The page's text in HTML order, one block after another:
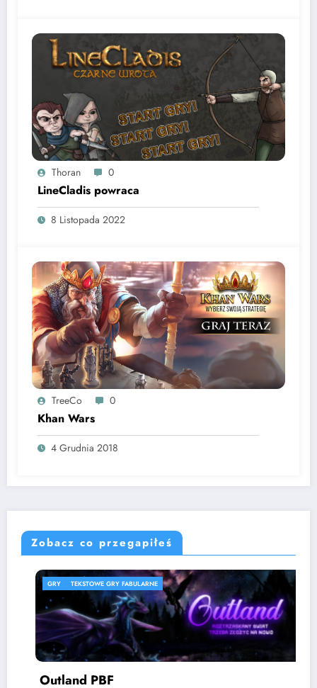
Thoran 0
LineCladis powraca
8 Listopada 2022
TreeCo 0
Khan Wars
4 Grudnia 2018
Zobacz co przegapiłeś
GRY TEKSTOWE GRY FABULARNE
Outland PBF